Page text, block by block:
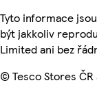
Tyto informace
být jakkoliv
Limited ani bez
© Tesco Stores ČR